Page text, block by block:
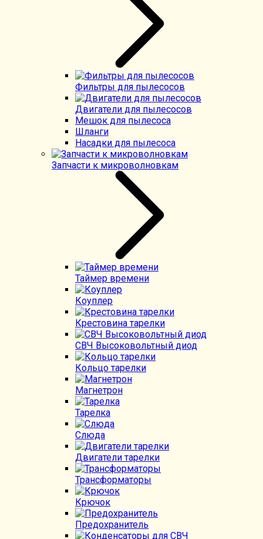
Фильтры для пылесосов
Двигатели для пылесосов
Мешок для пылесоса
Шланги
Насадки для пылесоса
Запчасти к микроволновкам
Таймер времени
Коуплер
Крестовина тарелки
СВЧ Высоковольтный диод
Кольцо тарелки
Магнетрон
Тарелка
Слюда
Двигатели тарелки
Трансформаторы
Крючок
Предохранитель